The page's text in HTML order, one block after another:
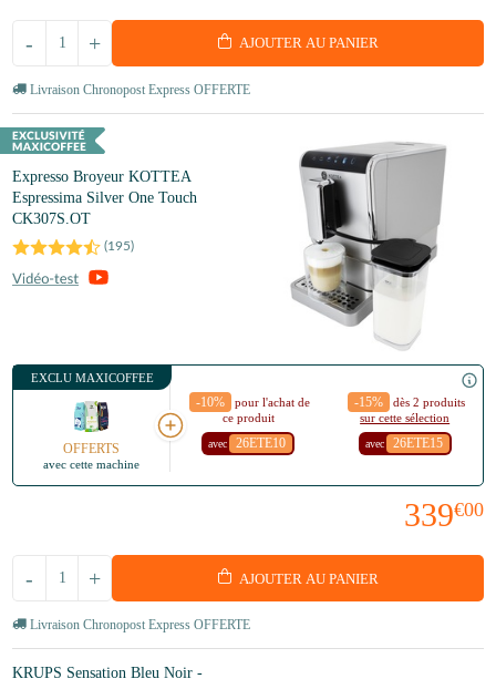
+
- AJOUTER AU PANIER
Livraison Chronopost Express OFFERTE
Expresso Broyeur KOTTEA
Espressima Silver One Touch
CK307S.OT
(195)
EXCLU MAXICOFFEE
OFFERTS
avec cette machine
-10%
pour l'achat de
ce produit
avec 26ETE10
-15%
dès 2 produits
sur cette sélection
avec 26ETE15
339€00
+
- AJOUTER AU PANIER
Livraison Chronopost Express OFFERTE
KRUPS Sensation Bleu Noir -